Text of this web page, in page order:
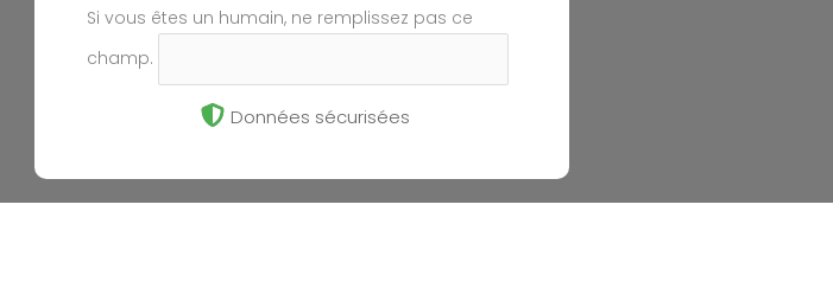
Si vous êtes un humain, ne remplissez pas ce
champ.
Données sécurisées